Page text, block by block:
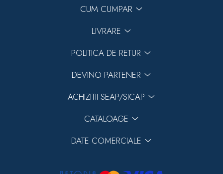
CUM CUMPAR
LIVRARE
POLITICA DE RETUR
DEVINO PARTENER
ACHIZITII SEAP/SICAP
CATALOAGE
DATE COMERCIALE